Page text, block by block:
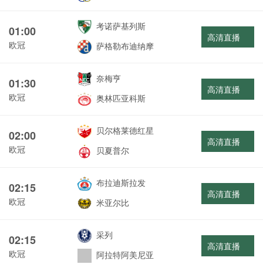
01:00
欧冠
考诺萨基列斯
萨格勒布迪纳摩
高清直播
01:30
欧冠
奈梅亨
奥林匹亚科斯
高清直播
02:00
欧冠
贝尔格莱德红星
贝夏普尔
高清直播
02:15
欧冠
布拉迪斯拉发
米亚尔比
高清直播
02:15
欧冠
采列
阿拉特阿美尼亚
高清直播